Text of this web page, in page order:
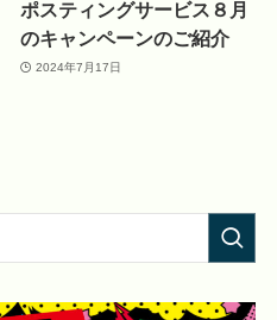
ポスティングサービス８月
のキャンペーンのご紹介
2024年7月17日